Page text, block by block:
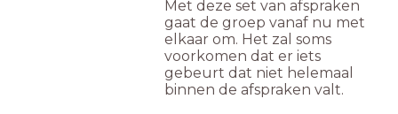
Met deze set van afspraken
gaat de groep vanaf nu met
elkaar om. Het zal soms
voorkomen dat er iets
gebeurt dat niet helemaal
binnen de afspraken valt.